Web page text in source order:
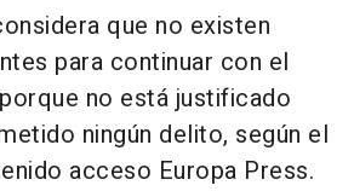
que no existen
para continuar con el
no está justificado
ningún delito, según el
acceso Europa Press.